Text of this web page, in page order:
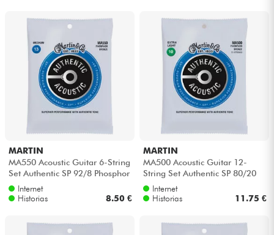
MARTIN
MA550 Acoustic Guitar 6-String
Set Authentic SP 92/8 Phosphor
Bronze 13-56 - Juego de c...
Internet
Historias
8.50 €
MARTIN
MA500 Acoustic Guitar 12-
String Set Authentic SP 80/20
Bronze 6-String Set Authentic
SP...
Internet
Historias
11.75 €